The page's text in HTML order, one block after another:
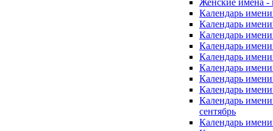
Календарь
Календарь
Календарь
Календарь
Календарь
Календарь
Календарь
Календарь
Календарь
сентябрь
Календарь